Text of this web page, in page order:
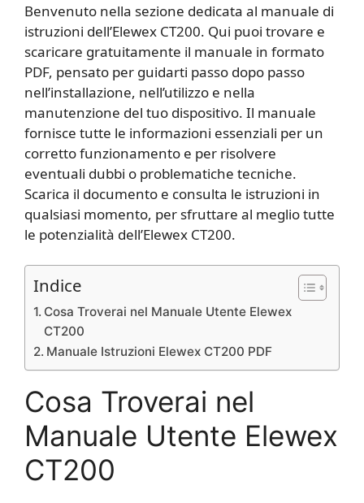
Benvenuto nella sezione dedicata al manuale di
istruzioni dell’Elewex CT200. Qui puoi trovare e
scaricare gratuitamente il manuale in formato
PDF, pensato per guidarti passo dopo passo
nell’installazione, nell’utilizzo e nella
manutenzione del tuo dispositivo. Il manuale
fornisce tutte le informazioni essenziali per un
corretto funzionamento e per risolvere
eventuali dubbi o problematiche tecniche.
Scarica il documento e consulta le istruzioni in
qualsiasi momento, per sfruttare al meglio tutte
le potenzialità dell’Elewex CT200.
Indice
Cosa Troverai nel Manuale Utente Elewex
CT200
Manuale Istruzioni Elewex CT200 PDF
Cosa Troverai nel
Manuale Utente Elewex
CT200